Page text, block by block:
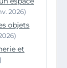
2026)
objets
et